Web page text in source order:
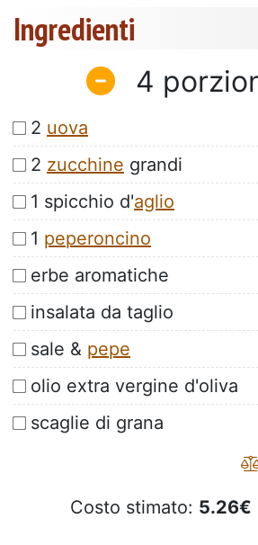
Ingredienti
4
2 uova
2 zucchine grandi
1 spicchio d'aglio
1 peperoncino
erbe aromatiche
insalata da taglio
sale & pepe
olio extra vergine d'oliva
scaglie di grana
Costo stimato: 5.26€